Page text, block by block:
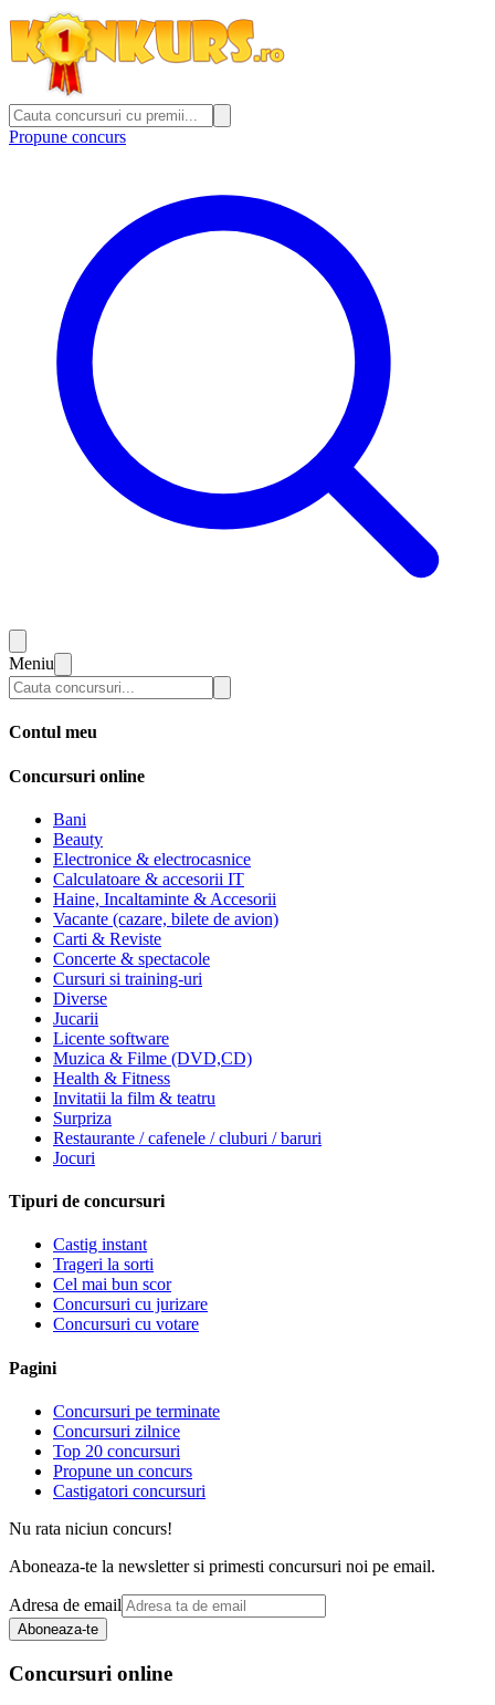
Propune concurs
Meniu
Contul meu
Concursuri online
Bani
Beauty
Electronice & electrocasnice
Calculatoare & accesorii IT
Haine, Incaltaminte & Accesorii
Vacante (cazare, bilete de avion)
Carti & Reviste
Concerte & spectacole
Cursuri si training-uri
Diverse
Jucarii
Licente software
Muzica & Filme (DVD,CD)
Health & Fitness
Invitatii la film & teatru
Surpriza
Restaurante / cafenele / cluburi / baruri
Jocuri
Tipuri de concursuri
Castig instant
Trageri la sorti
Cel mai bun scor
Concursuri cu jurizare
Concursuri cu votare
Pagini
Concursuri pe terminate
Concursuri zilnice
Top 20 concursuri
Propune un concurs
Castigatori concursuri
Nu rata niciun concurs!
Aboneaza-te la newsletter si primesti concursuri noi pe email.
Adresa de email
Aboneaza-te
Concursuri online